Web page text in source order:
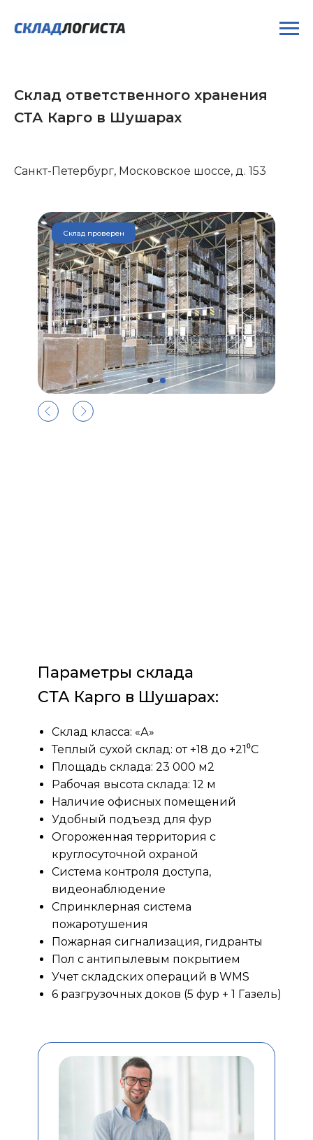
Склад ответственного хранения
СТА Карго в Шушарах
Санкт-Петербург, Московское шоссе, д. 153
Склад проверен
Параметры склада
СТА Карго в Шушарах:
Склад класса: «А»
Теплый сухой склад: от +18 до +21⁰С
Площадь склада: 23 000 м2
Рабочая высота склада: 12 м
Наличие офисных помещений
Удобный подъезд для фур
Огороженная территория с
круглосуточной охраной
Система контроля доступа,
видеонаблюдение
Спринклерная система
пожаротушения
Пожарная сигнализация, гидранты
Пол с антипылевым покрытием
Учет складских операций в WMS
6 разгрузочных доков (5 фур + 1 Газель)